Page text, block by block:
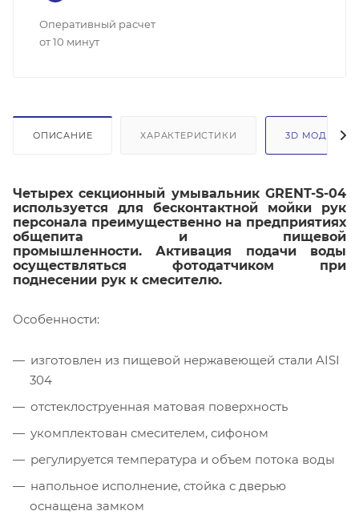
Оперативный расчет
от 10 минут
ОПИСАНИЕ ХАРАКТЕРИСТИКИ 3D МОДЕЛЬ
Четырех секционный умывальник GRENT-S-04
используется для бесконтактной мойки рук
персонала преимущественно на предприятиях
общепита и пищевой
промышленности. Активация подачи воды
осуществляться фотодатчиком при
поднесении рук к смесителю.
Особенности:
изготовлен из пищевой нержавеющей стали AISI
304
отстеклоструенная матовая поверхность
укомплектован смесителем, сифоном
регулируется температура и объем потока воды
напольное исполнение, стойка с дверью
оснащена замком